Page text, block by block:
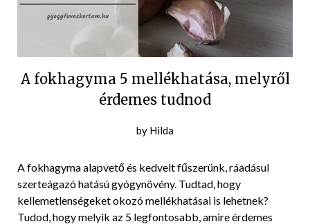
A fokhagyma 5 mellékhatása, melyről
érdemes tudnod
Posted
2022-
04-
08
by Hilda
A fokhagyma alapvető és kedvelt fűszerünk, ráadásul
szerteágazó hatású gyógynövény. Tudtad, hogy
kellemetlenségeket okozó mellékhatásai is lehetnek?
Tudod, hogy melyik az 5 legfontosabb, amire érdemes